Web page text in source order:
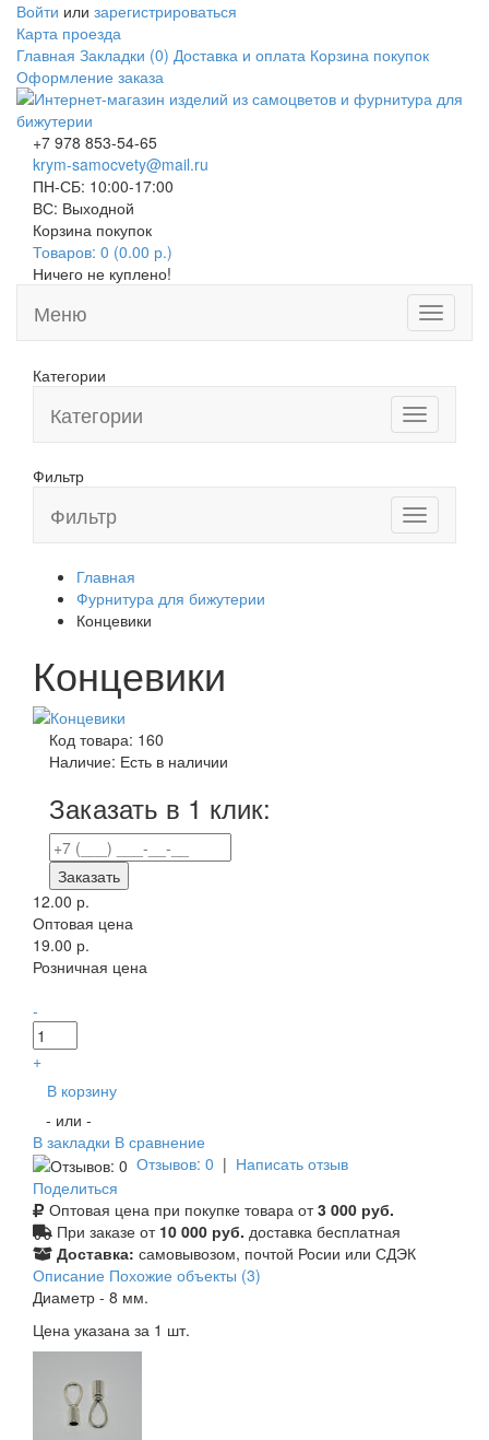
Войти или зарегистрироваться
Карта проезда
Главная Закладки (0) Доставка и оплата Корзина покупок
Оформление заказа
+7 978 853-54-65
krym-samocvety@mail.ru
ПН-СБ: 10:00-17:00
ВС: Выходной
Корзина покупок
Товаров: 0 (0.00 р.)
Ничего не куплено!
Toggle
Меню
Категории
Toggle
navigation
Категории
Фильтр
Toggle
navigation
Фильтр
Главная
Фурнитура для бижутерии
Концевики
Концевики
Код товара: 160
Наличие: Есть в наличии
Заказать в 1 клик:
Заказать
12.00 р.
Оптовая цена
19.00 р.
Розничная цена
-
+
В корзину
- или -
В закладки В сравнение
Отзывов: 0 | Написать отзыв
Поделиться
Оптовая цена при покупке товара от3 000 руб.
При заказе от 10 000 руб. доставка бесплатная
Доставка: самовывозом, почтой Росии или СДЭК
Описание Похожие объекты (3)
Диаметр - 8 мм.
Цена указана за 1 шт.